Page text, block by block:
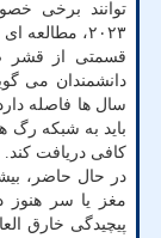
توانند برخی
۲۰۲۳،
قسمتی از قشر
دانشمندان می
سال ها فاصله
باید به شبکه رگ
کافی دریافت کند.
در حال حاضر،
مغز یا سر هنوز
پیچیدگی خارق